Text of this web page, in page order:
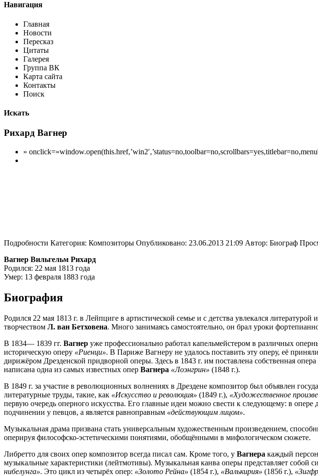
Навигация
Главная
Новости
Пересказ
Цитаты
Галерея
Группа ВК
Карта сайта
Контакты
Поиск
Искать
Рихард Вагнер
»
Подробности Категория: Композиторы Опубликовано: 23.06.2013 21:09 Автор: Биограф
Вагнер Вильгельм Рихард
Родился: 22 мая 1813 года
Умер: 13 февраля 1883 года
Биография
Родился 22 мая 1813 г. в Лейпциге в артистической семье и с детства увлекался
творчеством Л. ван Бетховена. Много занимаясь самостоятельно, он брал уроки
В 1834— 1839 гг. Вагнер уже профессионально работал капельмейстером в различных
историческую оперу «Риенци». В Париже Вагнеру не удалось поставить эту оперу, её
дирижёром Дрезденской придворной оперы. Здесь в 1843 г. им поставлена собственная опера
написана одна из самых известных опер Вагнера «Лоэнгрин» (1848 г.).
В 1849 г. за участие в революционных волнениях в Дрездене композитор был объявлен
литературные труды, такие, как «Искусство и революция» (1849 г.), «Художественное
первую очередь оперного искусства. Его главные идеи можно свести к следующему: в опере
подчинении у певцов, а является равноправным «действующим лицом».
Музыкальная драма призвана стать универсальным художественным произведением,
оперируя философско-эстетическими понятиями, обобщёнными в мифологическом сюжете.
Либретто для своих опер композитор всегда писал сам. Кроме того, у Вагнера каждый
музыкальные характеристики (лейтмотивы). Музыкальная канва оперы представляет собой
нибелунга». Это цикл из четырёх опер: «Золото Рейна» (1854 г.), «Валькирия» (1856 г.),